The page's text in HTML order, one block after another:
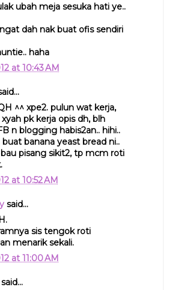
ubah meja sesuka hati ye..
dah nak buat ofis sendiri
haha
at 10:43 AM
^^ xpe2. pulun wat kerja,
pk kerja opis dh, blh
n blogging habis2an.. hihi..
banana yeast bread ni..
bau pisang sikit2, tp mcm roti
at 10:52 AM
said...
sis tengok roti
menarik sekali.
at 11:00 AM